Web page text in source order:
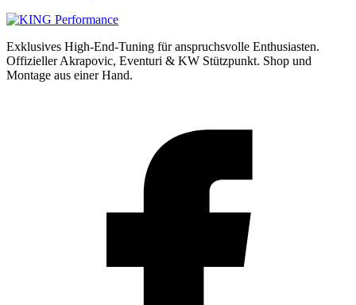
Exklusives High-End-Tuning für anspruchsvolle Enthusiasten.
Offizieller Akrapovic, Eventuri & KW Stützpunkt. Shop und
Montage aus einer Hand.